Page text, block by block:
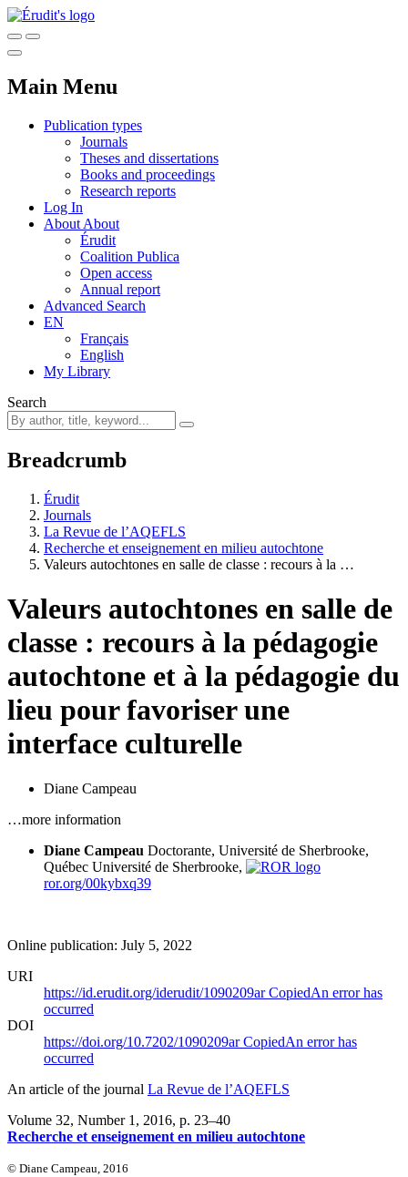
Main Menu
Publication types
Journals
Theses and dissertations
Books and proceedings
Research reports
Log In
About About
Érudit
Coalition Publica
Open access
Annual report
Advanced Search
EN
Français
English
My Library
Search
Breadcrumb
Érudit
Journals
La Revue de l’AQEFLS
Recherche et enseignement en milieu autochtone
Valeurs autochtones en salle de classe : recours à la …
Valeurs autochtones en salle de
classe : recours à la pédagogie
autochtone et à la pédagogie du
lieu pour favoriser une
interface culturelle
Diane Campeau
…more information
Diane Campeau Doctorante, Université de Sherbrooke,
Québec Université de Sherbrooke,
ror.org/00kybxq39
Online publication: July 5, 2022
URI
https://id.erudit.org/iderudit/1090209arCopiedAn error has
occurred
DOI
https://doi.org/10.7202/1090209arCopiedAn error has
occurred
An article of the journal La Revue de l’AQEFLS
Volume 32, Number 1, 2016, p. 23–40
Recherche et enseignement en milieu autochtone
© Diane Campeau, 2016